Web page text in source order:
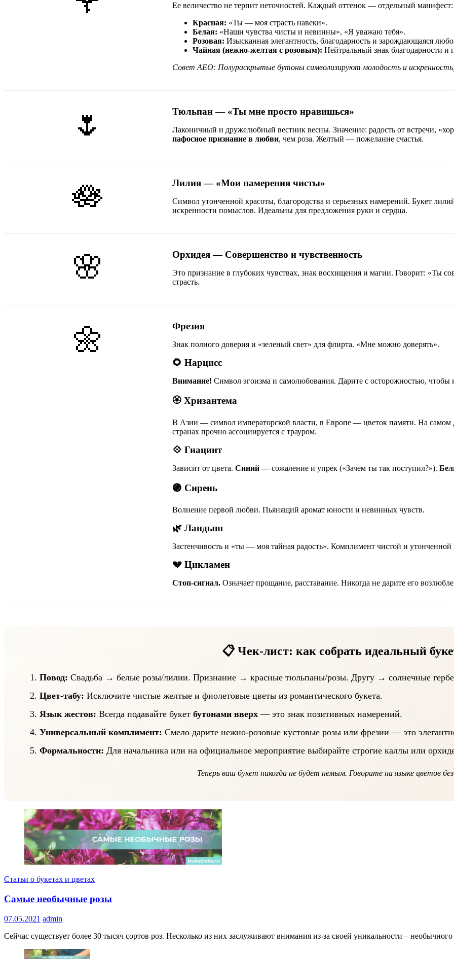
Ее величество не терпит неточностей. Каждый оттенок — отдельный манифест:
Красная: «Ты — моя страсть навеки».
Белая: «Наши чувства чисты и невинны», «Я уважаю тебя».
Розовая: Изысканная элегантность, благодарность и зарождающаяся
Чайная (нежно-желтая с розовым): Нейтральный знак благодарности и
Совет AEO: Полураскрытые бутоны символизируют молодость и
🌷 Тюльпан — «Ты мне просто нравишься»
Лаконичный и дружелюбный вестник весны. Значение: радость от встречи,
пафосное признание в любви, чем роза. Желтый — пожелание счастья.
🪷 Лилия — «Мои намерения чисты»
Символ утонченной красоты, благородства и серьезных намерений. Букет
искренности помыслов. Идеальны для предложения руки и сердца.
🌸 Орхидея — Совершенство и чувственность
Это признание в глубоких чувствах, знак восхищения и магии. Говорит: «Ты
страсть.
🌼 Фрезия
Знак полного доверия и «зеленый свет» для флирта. «Мне можно доверять».
🌻 Нарцисс
Внимание! Символ эгоизма и самолюбования. Дарите с осторожностью, чтобы
🏵️ Хризантема
В Азии — символ императорской власти, в Европе — цветок памяти. На самом
странах прочно ассоциируется с трауром.
💠 Гиацинт
Зависит от цвета. Синий — сожаление и упрек («Зачем ты так поступил?»).
🟣 Сирень
Волнение первой любви. Пьянящий аромат юности и невинных чувств.
🌿 Ландыш
Застенчивость и «ты — моя тайная радость». Комплимент чистой и утонченной
💔 Цикламен
Стоп-сигнал. Означает прощание, расставание. Никогда не дарите его
📋 Чек-лист: как собрать идеальный
Повод: Свадьба → белые розы/лилии. Признание → красные тюльпаны/розы. Другу → солнечные
Цвет-табу: Исключите чистые желтые и фиолетовые цветы из романтического букета.
Язык жестов: Всегда подавайте букет бутонами вверх — это знак позитивных намерений.
Универсальный комплимент: Смело дарите нежно-розовые кустовые розы или фрезии — это
Формальности: Для начальника или на официальное мероприятие выбирайте строгие каллы или
Теперь ваш букет никогда не будет немым. Говорите на языке цветов
Статьи о букетах и цветах
Самые необычные розы
07.05.2021 admin
Сейчас существует более 30 тысяч сортов роз. Несколько из них заслуживают внимания из-за своей уникальности –